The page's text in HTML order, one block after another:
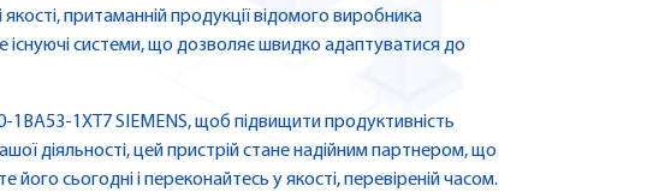
притаманній продукції відомого виробника
існуючі системи, що дозволяє швидко адаптуватися до
1BA53-1XT7 SIEMENS, щоб підвищити продуктивність
діяльності, цей пристрій стане надійним партнером, що
сьогодні і переконайтесь у якості, перевіреній часом.